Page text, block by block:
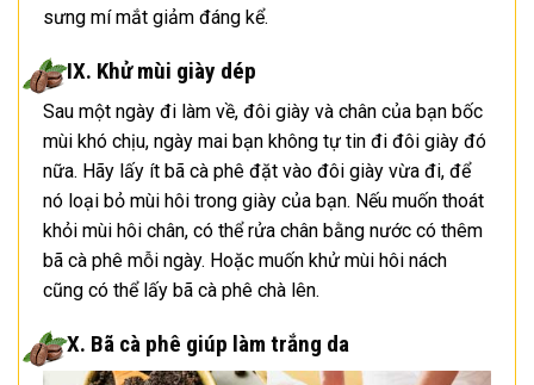
sưng mí mắt giảm đáng kể.
IX. Khử mùi giày dép
Sau một ngày đi làm về, đôi giày và chân của bạn bốc
mùi khó chịu, ngày mai bạn không tự tin đi đôi giày đó
nữa. Hãy lấy ít bã cà phê đặt vào đôi giày vừa đi, để
nó loại bỏ mùi hôi trong giày của bạn. Nếu muốn thoát
khỏi mùi hôi chân, có thể rửa chân bằng nước có thêm
bã cà phê mỗi ngày. Hoặc muốn khử mùi hôi nách
cũng có thể lấy bã cà phê chà lên.
X. Bã cà phê giúp làm trắng da